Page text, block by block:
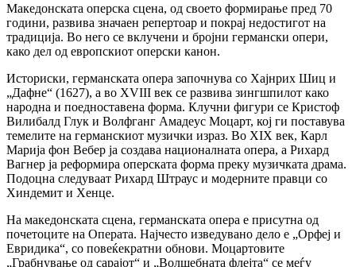
Македонската оперска сцена, од своето формирање пред 70
години, развива значаен репертоар и покрај недостигот на
традиција. Во него се вклучени и бројни германски опери,
како дел од европскиот оперски канон.
Историски, германската опера започнува со Хајнрих Шиц и
„Дафне“ (1627), а во XVIII век се развива зингшпилот како
народна и поедноставена форма. Клучни фигури се Кристоф
Вилибалд Глук и Волфганг Амадеус Моцарт, кој ги поставува
темелите на германскиот музички израз. Во XIX век, Карл
Марија фон Вебер ја создава националната опера, а Рихард
Вагнер ја реформира оперската форма преку музичката драма.
Подоцна следуваат Рихард Штраус и модерните правци со
Хиндемит и Хенце.
На македонската сцена, германската опера е присутна од
почетоците на Операта. Најчесто изведувано дело е „Орфеј и
Евридика“, со повеќекратни обнови. Моцартовите
„Грабнување од сарајот“ и „Волшебната флејта“ се меѓу